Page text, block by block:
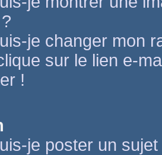
je changer mon
sur le lien e-
!
je poster un